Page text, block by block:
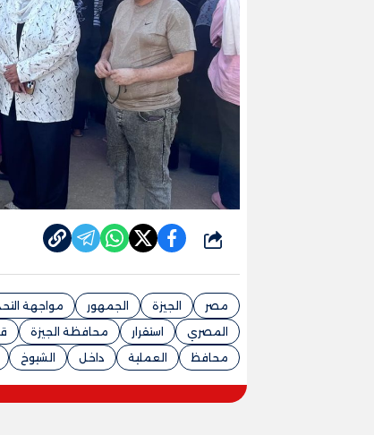
شارك
مصر الجيزة الجمهور مواجهة
المصري
استقرار محافظة الجيزة
محافظ
العملية داخل الشيوخ